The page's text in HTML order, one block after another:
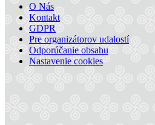
O Nás
Kontakt
GDPR
Pre organizátorov udalostí
Odporúčanie obsahu
Nastavenie cookies